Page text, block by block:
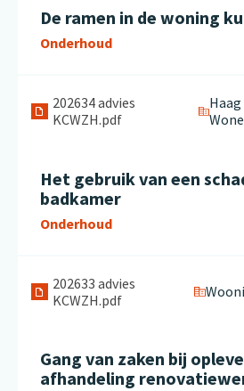
De ramen in de woning
Onderhoud
202634 advies
KCWZH.pdf
Haag
Het gebruik van een
badkamer
Onderhoud
202633 advies
KCWZH.pdf
Gang van zaken bij
afhandeling